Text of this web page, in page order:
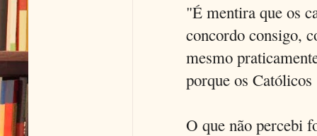
"É mentira que os
concordo consigo,
mesmo
porque os
O que não percebi